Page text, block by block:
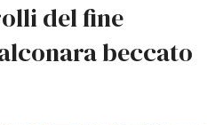
del fine
beccato